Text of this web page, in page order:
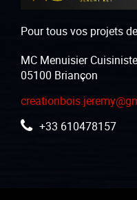
Pour tous vos projets
MC Menuisier
05100 Briançon
+33 610478157